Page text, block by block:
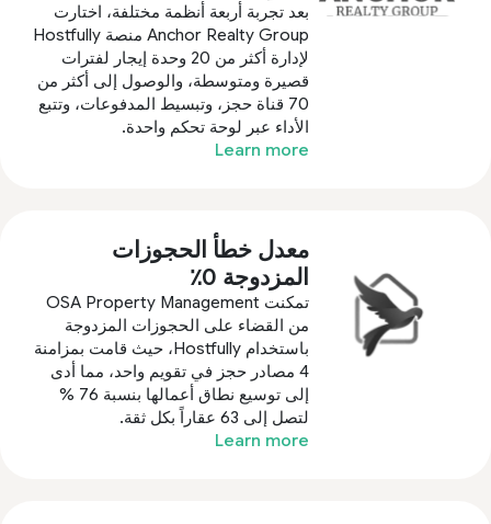
بعد تجربة أربعة أنظمة مختلفة، اختارت
Anchor Realty Group منصة Hostfully
لإدارة أكثر من 20 وحدة إيجار لفترات
قصيرة ومتوسطة، والوصول إلى أكثر من
70 قناة حجز، وتبسيط المدفوعات، وتتبع
الأداء عبر لوحة تحكم واحدة.
Learn more
معدل خطأ الحجوزات
المزدوجة 0٪
تمكنت OSA Property Management
من القضاء على الحجوزات المزدوجة
باستخدام Hostfully، حيث قامت بمزامنة
4 مصادر حجز في تقويم واحد، مما أدى
إلى توسيع نطاق أعمالها بنسبة 76 %
لتصل إلى 63 عقاراً بكل ثقة.
Learn more